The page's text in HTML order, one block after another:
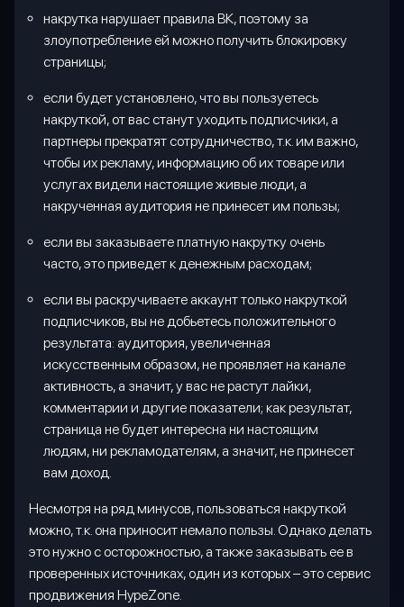
накрутка нарушает правила ВК, поэтому за
злоупотребление ей можно получить блокировку
страницы;
если будет установлено, что вы пользуетесь
накруткой, от вас станут уходить подписчики, а
партнеры прекратят сотрудничество, т.к. им важно,
чтобы их рекламу, информацию об их товаре или
услугах видели настоящие живые люди, а
накрученная аудитория не принесет им пользы;
если вы заказываете платную накрутку очень
часто, это приведет к денежным расходам;
если вы раскручиваете аккаунт только накруткой
подписчиков, вы не добьетесь положительного
результата: аудитория, увеличенная
искусственным образом, не проявляет на канале
активность, а значит, у вас не растут лайки,
комментарии и другие показатели; как результат,
страница не будет интересна ни настоящим
людям, ни рекламодателям, а значит, не принесет
вам доход.
Несмотря на ряд минусов, пользоваться накруткой
можно, т.к. она приносит немало пользы. Однако делать
это нужно с осторожностью, а также заказывать ее в
проверенных источниках, один из которых – это сервис
продвижения HypeZone.